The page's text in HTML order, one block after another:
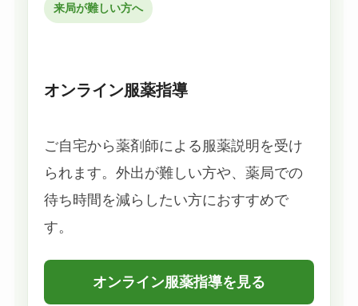
来局が難しい方へ
オンライン服薬指導
ご自宅から薬剤師による服薬説明を受け
られます。外出が難しい方や、薬局での
待ち時間を減らしたい方におすすめで
す。
オンライン服薬指導を見る